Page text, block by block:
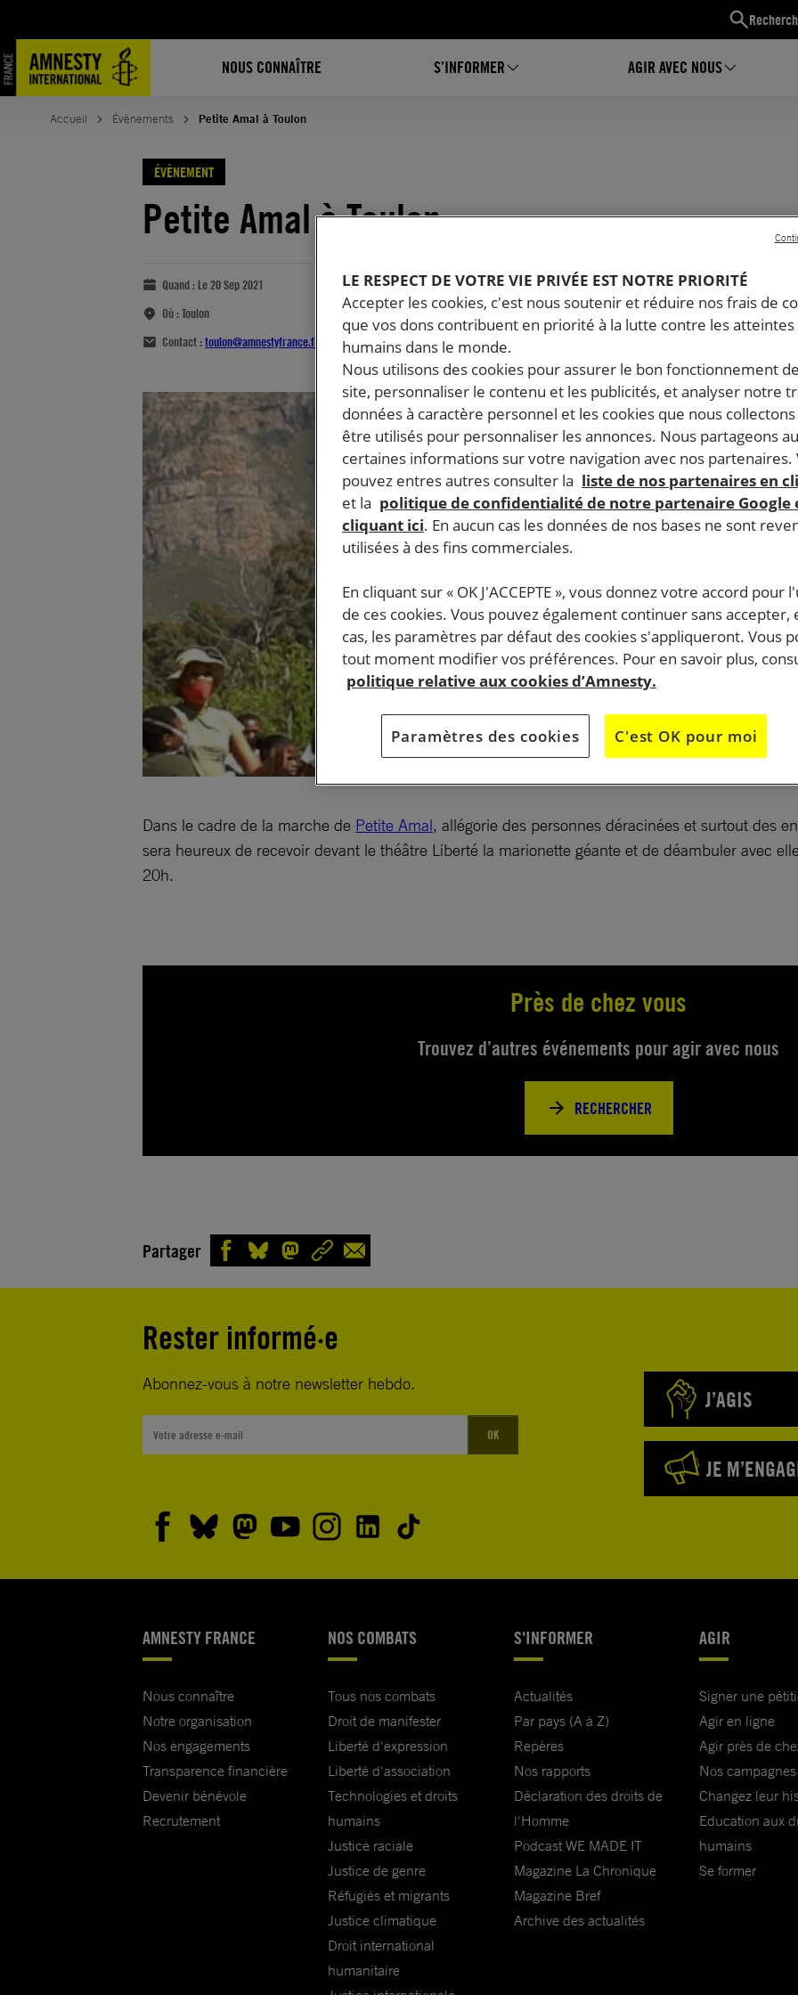
NOUS CONNAÎTRE S’INFORMER AGIR AVEC NOUS
Accueil Évènements Petite Amal à Toulon
ÉVÈNEMENT
Petite Amal à Toulon
Quand : Le 20 Sep 2021
Où :Toulon
Contact :toulon@amnestyfrance.fr
Dans le cadre de la marche de Petite Amal, allégorie des personnes déracinées et surtout des
sera heureux de recevoir devant le théâtre Liberté la marionette géante et de déambuler avec
20h.
Près de chez vous
Trouvez d’autres événements pour agir avec nous
RECHERCHER
Partager
Rester informé·e
Abonnez-vous à notre newsletter hebdo.
OK
J’AGIS
JE
AMNESTY FRANCE
Nous connaître
Notre organisation
Nos engagements
Transparence financière
Devenir bénévole
Recrutement
NOS COMBATS
Tous nos combats
Droit de manifester
Liberté d'expression
Liberté d'association
Technologies et droits
humains
Justice raciale
Justice de genre
Réfugiés et migrants
Justice climatique
Droit international
humanitaire
S'INFORMER
Actualités
Par pays (A à Z)
Repères
Nos rapports
Déclaration des droits de
l'Homme
Podcast WE MADE IT
Magazine La Chronique
Magazine Bref
Archive des actualités
AGIR
Signer une
Agir en ligne
Agir près de
Nos campagnes
Changez leur
Education aux
humains
Se former
LE RESPECT DE VOTRE VIE PRIVÉE EST NOTRE PRIORITÉ
Accepter les cookies, c'est nous soutenir et réduire nos frais de
que vos dons contribuent en priorité à la lutte contre les
humains dans le monde.
Nous utilisons des cookies pour assurer le bon fonctionnement
site, personnaliser le contenu et les publicités, et analyser notre
données à caractère personnel et les cookies que nous
être utilisés pour personnaliser les annonces. Nous partageons
certaines informations sur votre navigation avec nos partenaires.
pouvez entres autres consulter la liste de nos partenaires en
et la politique de confidentialité de notre partenaire Google
cliquant ici. En aucun cas les données de nos bases ne sont
utilisées à des fins commerciales.
En cliquant sur « OK J'ACCEPTE », vous donnez votre accord pour
de ces cookies. Vous pouvez également continuer sans accepter,
cas, les paramètres par défaut des cookies s'appliqueront. Vous
tout moment modifier vos préférences. Pour en savoir plus,
politique relative aux cookies d’Amnesty.
Paramètres des cookies C'est OK pour moi